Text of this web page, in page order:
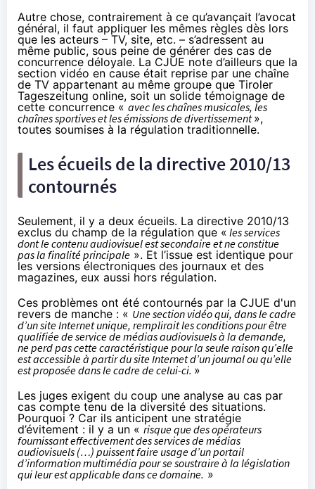
Autre chose, contrairement à ce qu’avançait l’avocat
général, il faut appliquer les mêmes règles dès lors
que les acteurs – TV, site, etc. – s’adressent au
même public, sous peine de générer des cas de
concurrence déloyale. La CJUE note d’ailleurs que la
section vidéo en cause était reprise par une chaîne
de TV appartenant au même groupe que Tiroler
Tageszeitung online, soit un solide témoignage de
cette concurrence « avec les chaînes musicales, les
chaînes sportives et les émissions de divertissement»,
toutes soumises à la régulation traditionnelle.
Les écueils de la directive 2010/13
contournés
Seulement, il y a deux écueils. La directive 2010/13
exclus du champ de la régulation que « les services
dont le contenu audiovisuel est secondaire et ne constitue
pas la finalité principale ». Et l’issue est identique pour
les versions électroniques des journaux et des
magazines, eux aussi hors régulation.
Ces problèmes ont été contournés par la CJUE d'un
revers de manche : « Une section vidéo qui, dans le cadre
d’un site Internet unique, remplirait les conditions pour être
qualifiée de service de médias audiovisuels à la demande,
ne perd pas cette caractéristique pour la seule raison qu’elle
est accessible à partir du site Internet d’un journal ou qu’elle
est proposée dans le cadre de celui-ci. »
Les juges exigent du coup une analyse au cas par
cas compte tenu de la diversité des situations.
Pourquoi ? Car ils anticipent une stratégie
d’évitement : il y a un « risque que des opérateurs
fournissant effectivement des services de médias
audiovisuels (…) puissent faire usage d’un portail
d’information multimédia pour se soustraire à la législation
qui leur est applicable dans ce domaine. »